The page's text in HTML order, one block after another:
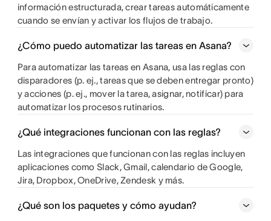
información estructurada, crear tareas automáticamente
cuando se envían y activar los flujos de trabajo.
¿Cómo puedo automatizar las tareas en Asana?
Para automatizar las tareas en Asana, usa las reglas con
disparadores (p. ej., tareas que se deben entregar pronto)
y acciones (p. ej., mover la tarea, asignar, notificar) para
automatizar los procesos rutinarios.
¿Qué integraciones funcionan con las reglas?
Las integraciones que funcionan con las reglas incluyen
aplicaciones como Slack, Gmail, calendario de Google,
Jira, Dropbox, OneDrive, Zendesk y más.
¿Qué son los paquetes y cómo ayudan?